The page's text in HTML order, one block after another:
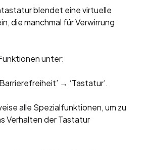
blendet eine virtuelle
die manchmal für Verwirrung
unter:
→ ‘Tastatur’.
alle Spezialfunktionen, um zu
Verhalten der Tastatur